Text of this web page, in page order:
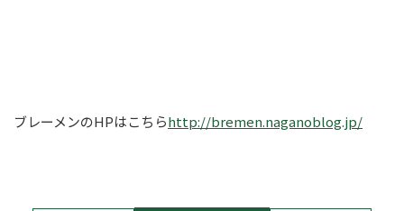
ブレーメンのHPはこちらhttp://bremen.naganoblog.jp/